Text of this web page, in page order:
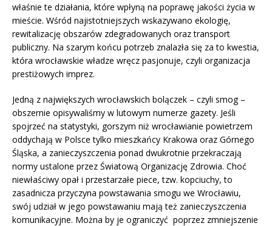
właśnie te działania, które wpłyną na poprawę jakości życia w
mieście. Wśród najistotniejszych wskazywano ekologię,
rewitalizację obszarów zdegradowanych oraz transport
publiczny. Na szarym końcu potrzeb znalazła się za to kwestia,
która wrocławskie władze wręcz pasjonuje, czyli organizacja
prestiżowych imprez.
Jedną z największych wrocławskich bolączek – czyli smog –
obszernie opisywaliśmy w lutowym numerze gazety. Jeśli
spojrzeć na statystyki, gorszym niż wrocławianie powietrzem
oddychają w Polsce tylko mieszkańcy Krakowa oraz Górnego
Śląska, a zanieczyszczenia ponad dwukrotnie przekraczają
normy ustalone przez Światową Organizację Zdrowia. Choć
niewłaściwy opał i przestarzałe piece, tzw. kopciuchy, to
zasadnicza przyczyna powstawania smogu we Wrocławiu,
swój udział w jego powstawaniu mają też zanieczyszczenia
komunikacyjne. Można by je ograniczyć poprzez zmniejszenie